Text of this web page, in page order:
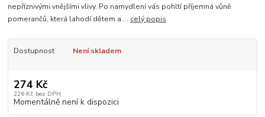
nepříznivými vnějšími vlivy. Po namydlení vás pohltí příjemná vůně
pomerančů, která lahodí dětem a ... celý popis
Dostupnost Není skladem
274 Kč
226 Kč bez DPH
Momentálně není k dispozici